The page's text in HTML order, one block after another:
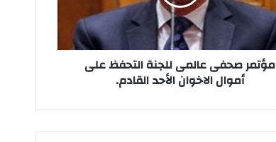
مؤتمر صحفى عالمى للجنة التحفظ على
أموال الاخوان الأحد القادم.